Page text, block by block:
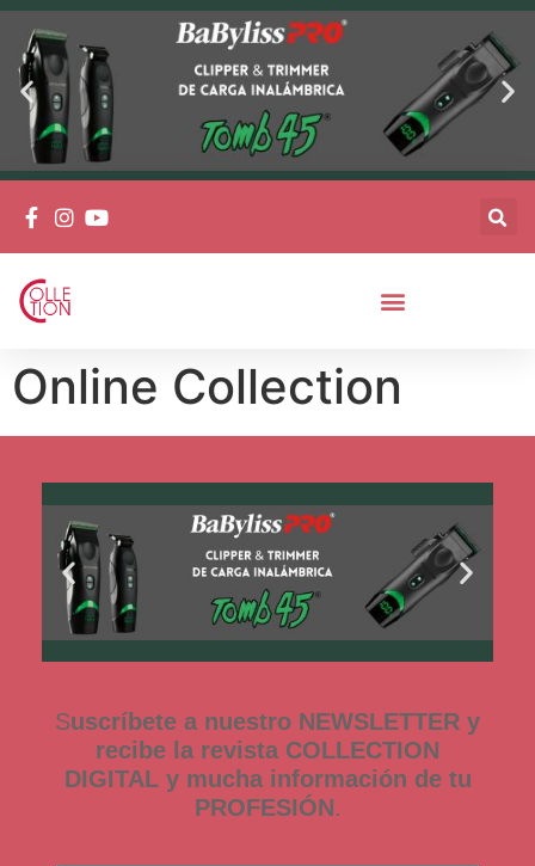
Online Collection
Suscríbete a nuestro NEWSLETTER y
recibe la revista COLLECTION
DIGITAL y mucha información de tu
PROFESIÓN.